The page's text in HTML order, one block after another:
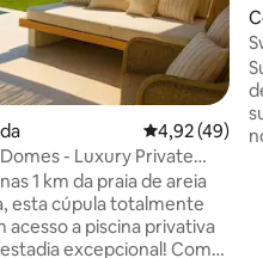
4,92 de uma
4,92 (49)
- Luxury Private
1 km da praia de areia
esta cúpula totalmente
acesso a piscina privativa
excepcional! Com